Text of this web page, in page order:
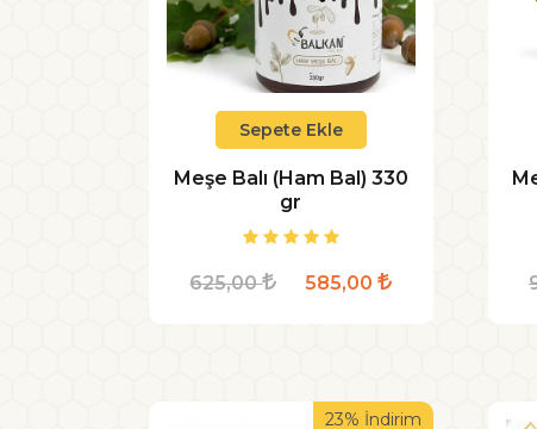
Sepete Ekle
Meşe Balı (Ham Bal) 330
gr
625,00 585,00
23% İndirim